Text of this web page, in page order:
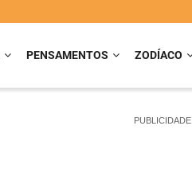
PENSAMENTOS ZODÍACO
PUBLICIDADE